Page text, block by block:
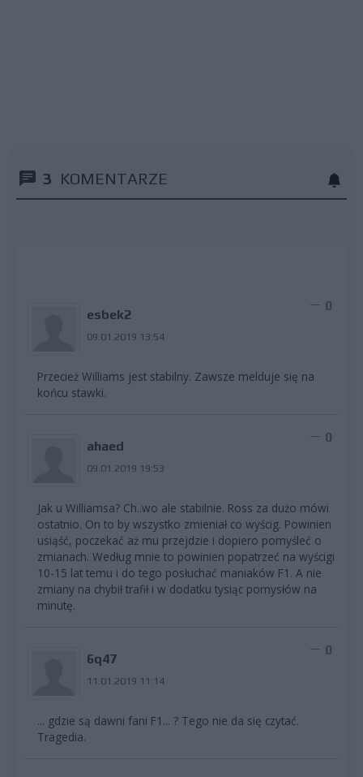
3 KOMENTARZE
esbek2
09.01.2019 13:54
0
Przecież Williams jest stabilny. Zawsze melduje się na
końcu stawki.
ahaed
09.01.2019 19:53
0
Jak u Williamsa? Ch..wo ale stabilnie. Ross za dużo mówi
ostatnio. On to by wszystko zmieniał co wyścig. Powinien
usiąść, poczekać aż mu przejdzie i dopiero pomyśleć o
zmianach. Według mnie to powinien popatrzeć na wyścigi
10-15 lat temu i do tego posłuchać maniaków F1. A nie
zmiany na chybił trafił i w dodatku tysiąc pomysłów na
minutę.
6q47
11.01.2019 11:14
0
... gdzie są dawni fani F1... ? Tego nie da się czytać.
Tragedia.